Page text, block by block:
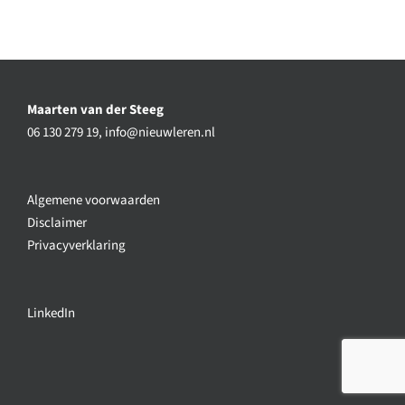
Maarten van der Steeg
06 130 279 19, info@nieuwleren.nl
Algemene voorwaarden
Disclaimer
Privacyverklaring
LinkedIn